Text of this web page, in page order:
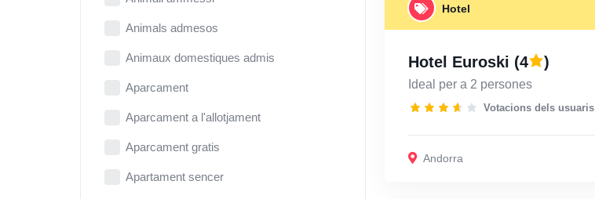
Animals admesos
Animaux domestiques admis
Aparcament
Aparcament a l'allotjament
Aparcament gratis
Apartament sencer
Hotel
Hotel Euroski (4 )
Ideal per a 2 persones
Votacions dels usuaris
Andorra